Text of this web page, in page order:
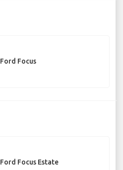
Ford Focus
Ford Focus Estate